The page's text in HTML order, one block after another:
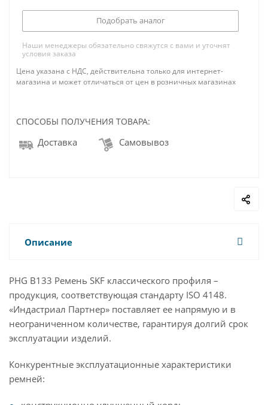
Подобрать аналог
Наши менеджеры обязательно свяжутся с вами и уточнят
условия заказа
Цена указана с НДС, действительна только для интернет-
магазина и может отличаться от цен в розничных магазинах
СПОСОБЫ ПОЛУЧЕНИЯ ТОВАРА:
Доставка Самовывоз
Описание
PHG B133 Ремень SKF классического профиля –
продукция, соответствующая стандарту ISO 4148.
«Индастриал Партнер» поставляет ее напрямую и в
неограниченном количестве, гарантируя долгий срок
эксплуатации изделий.
Конкурентные эксплуатационные характеристики
ремней: